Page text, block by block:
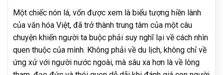
Một chiếc nón lá, vốn được xem là biểu tượng hiền lành
của văn hóa Việt, đã trở thành trung tâm của một câu
chuyện khiến người ta buộc phải suy nghĩ lại về cách nhìn
quen thuộc của mình. Không phải về du lịch, không chỉ về
ứng xử với người nước ngoài, mà sâu xa hơn là về lòng